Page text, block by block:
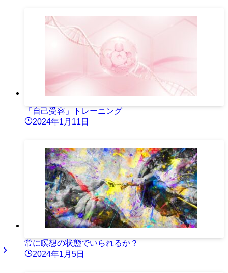
「自己受容」トレーニング
2024年1月11日
常に瞑想の状態でいられるか？
2024年1月5日